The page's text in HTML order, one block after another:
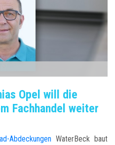
Opel will die
Fachhandel weiter
AbdeckungenWaterBeck baut